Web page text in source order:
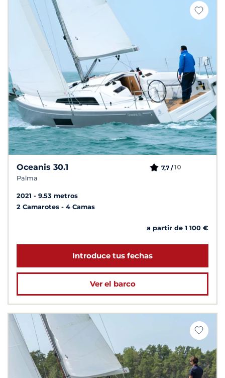
Oceanis 30.1
Palma
7,7 /10
2021
9.53 metros
2 Camarotes
4 Camas
a partir de 1 100 €
Introduce tus fechas
Ver el barco